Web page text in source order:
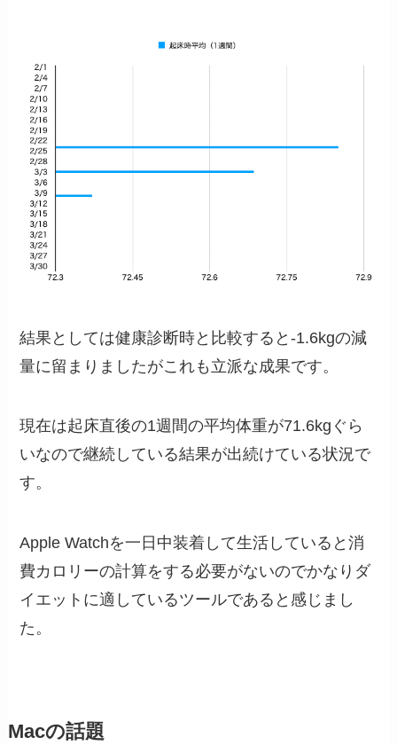
結果としては健康診断時と比較すると-1.6kgの減
量に留まりましたがこれも立派な成果です。
現在は起床直後の1週間の平均体重が71.6kgぐら
いなので継続している結果が出続けている状況で
す。
Apple Watchを一日中装着して生活していると消
費カロリーの計算をする必要がないのでかなりダ
イエットに適しているツールであると感じまし
た。
Macの話題